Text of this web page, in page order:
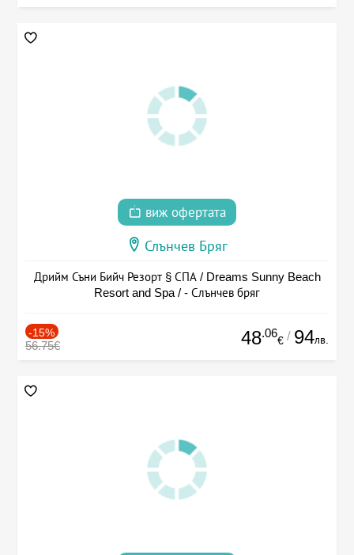
виж офертата
Слънчев Бряг
Дрийм Съни Бийч Резорт § СПА / Dreams Sunny Beach
Resort and Spa / - Слънчев бряг
-15%
56.75€ 48.06
€ / 94лв.